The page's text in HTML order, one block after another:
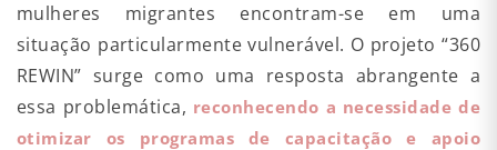
mulheres migrantes encontram-se em uma
situação particularmente vulnerável. O projeto “360
REWIN” surge como uma resposta abrangente a
essa problemática, reconhecendo a necessidade de
otimizar os programas de capacitação e apoio